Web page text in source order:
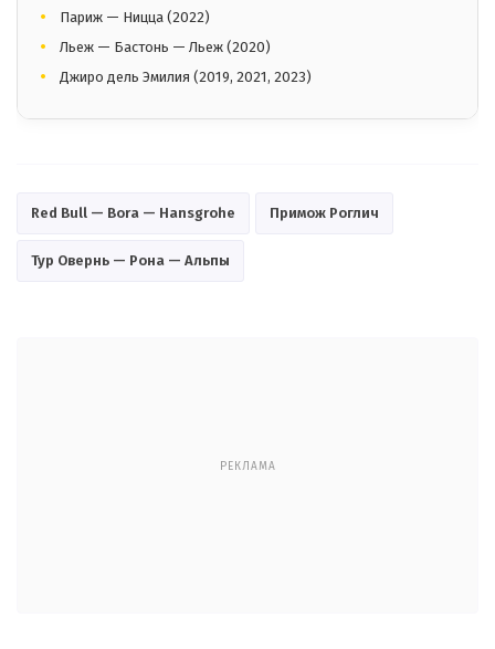
Париж — Ницца (2022)
Льеж — Бастонь — Льеж (2020)
Джиро дель Эмилия (2019, 2021, 2023)
Red Bull — Bora — Hansgrohe Примож Роглич
Тур Овернь — Рона — Альпы
РЕКЛАМА